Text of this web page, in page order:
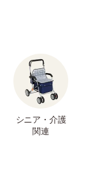
シニア・介護
関連